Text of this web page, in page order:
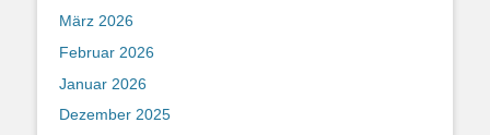
März 2026
Februar 2026
Januar 2026
Dezember 2025